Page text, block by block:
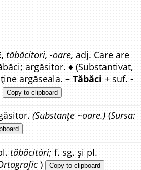
tăbăcitori, -oare, adj. Care are
argăsitor. ♦ (Substantivat,
argăseala. –Tăbăci + suf. -
Copy to clipboard
(Substanțe ~oare.) (Sursa:
tăbăcitóri;f. sg. și pl.
) Copy to clipboard